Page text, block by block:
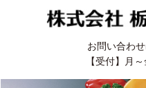
お問い合わ
【受付】月